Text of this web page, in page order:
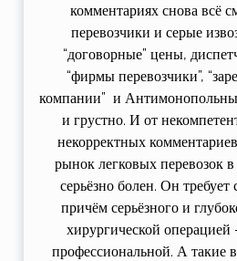
комментариях снова всё
перевозчики и серые
“договорные” цены,
“фирмы перевозчики”,
компании” и
и грустно. И от
некорректных
рынок легковых перевозок
серьёзно болен. Он требует
причём серьёзного и
хирургической
профессиональной. А такие